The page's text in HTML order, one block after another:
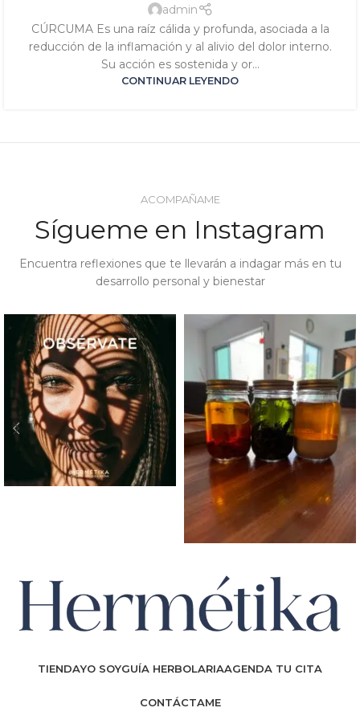
admin
CÚRCUMA Es una raíz cálida y profunda, asociada a la
reducción de la inflamación y al alivio del dolor interno.
Su acción es sostenida y or...
CONTINUAR LEYENDO
ACOMPAÑAME
Sígueme en Instagram
Encuentra reflexiones que te llevarán a indagar más en tu
desarrollo personal y bienestar
TIENDAYO SOYGUÍA HERBOLARIAAGENDA TU CITA
CONTÁCTAME